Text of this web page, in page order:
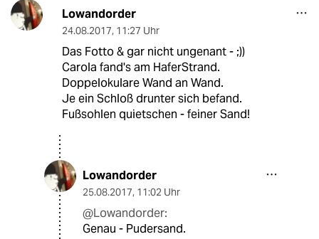
Lowandorder
24.08.2017, 11:27 Uhr
Das Fotto & gar nicht ungenant - ;))
Carola fand's am HaferStrand.
Doppelokulare Wand an Wand.
Je ein Schloß drunter sich befand.
Fußsohlen quietschen - feiner Sand!
Lowandorder
25.08.2017, 11:02 Uhr
@Lowandorder:
Genau - Pudersand.